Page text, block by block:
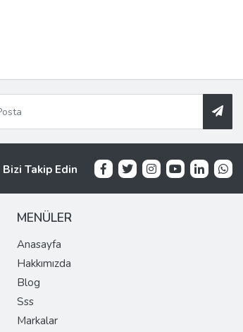
Bizi Takip Edin
MENÜLER
Anasayfa
Hakkımızda
Blog
Sss
Markalar